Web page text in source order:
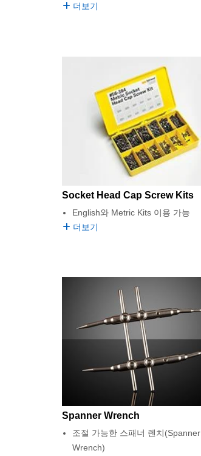
더보기
Socket Head Cap Screw Kits
English와 Metric Kits 이용 가능
더보기
Spanner Wrench
조절 가능한 스패너 렌치(Spanner
Wrench)